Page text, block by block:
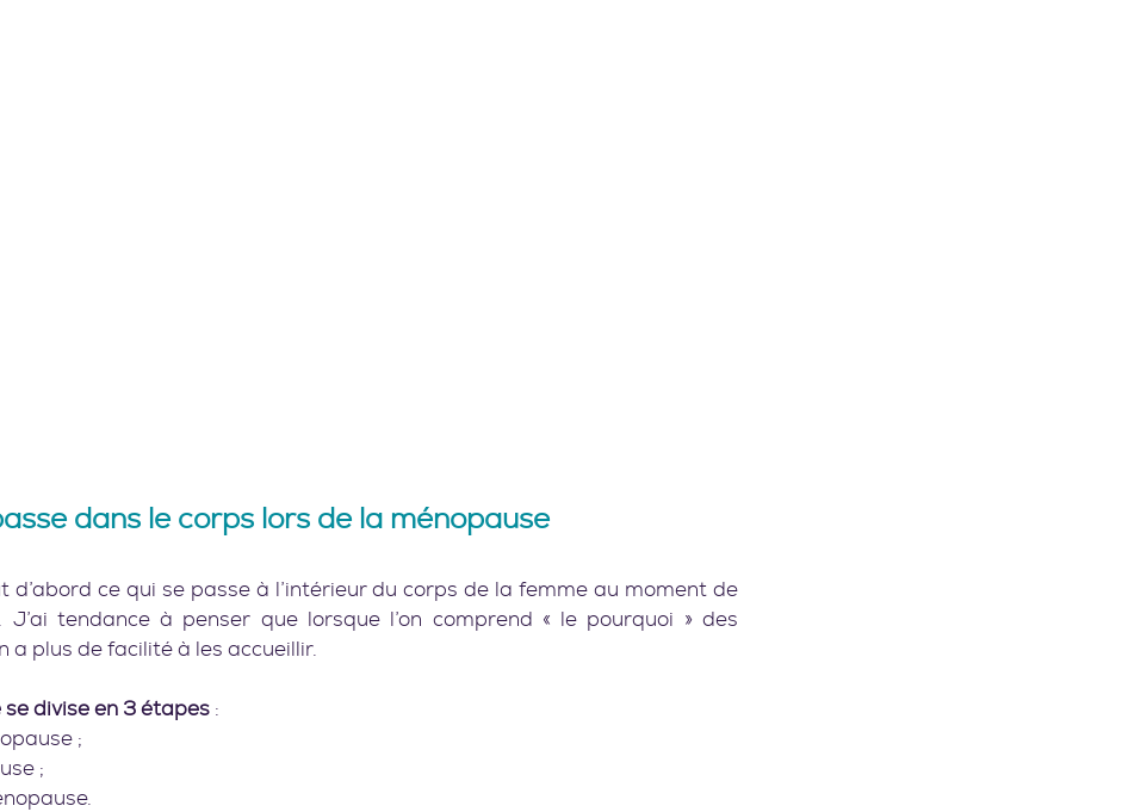
dans le corps lors de la ménopause
d’abord ce qui se passe à l’intérieur du corps de la femme au moment de
J’ai tendance à penser que lorsque l’on comprend « le pourquoi » des
a plus de facilité à les accueillir.
se divise en 3 étapes :
;
;